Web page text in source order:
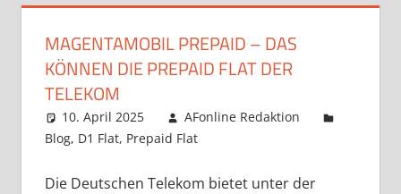
MAGENTAMOBIL PREPAID – DAS
KÖNNEN DIE PREPAID FLAT DER
TELEKOM
10. April 2025
AFonline Redaktion
Blog, D1 Flat, Prepaid Flat
Die Deutschen Telekom bietet unter der